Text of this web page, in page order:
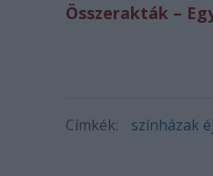
Összerakták –
Címkék: színházak